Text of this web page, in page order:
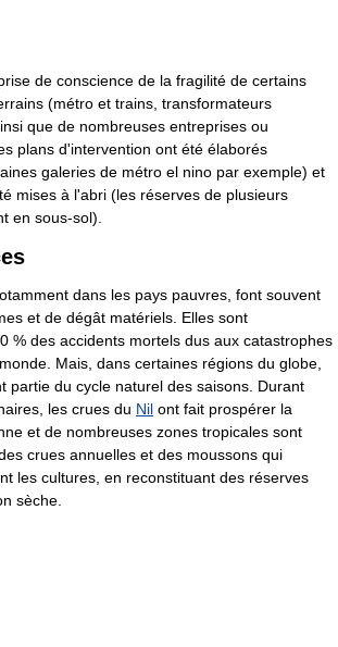
de conscience de la fragilité de certains
(métro et trains, transformateurs
que de nombreuses entreprises ou
plans d'intervention ont été élaborés
galeries de métro el nino par exemple) et
mises à l'abri (les réserves de plusieurs
en sous-sol).
dans les pays pauvres, font souvent
et de dégât matériels. Elles sont
% des accidents mortels dus aux catastrophes
Mais, dans certaines régions du globe,
partie du cycle naturel des saisons. Durant
les crues du Nil ont fait prospérer la
et de nombreuses zones tropicales sont
crues annuelles et des moussons qui
les cultures, en reconstituant des réserves
sèche.